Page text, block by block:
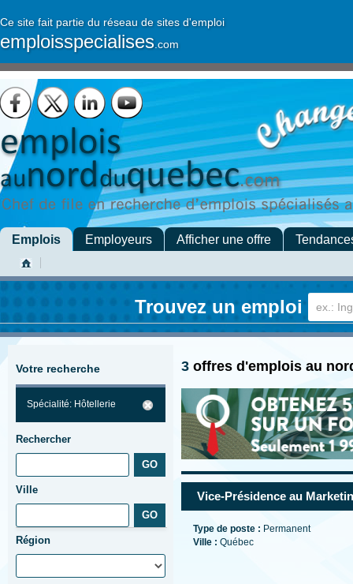
Ce site fait partie du réseau de sites d'emploi
emploisspecialises .com
Emplois Employeurs Afficher une offre
Trouvez un emploi
Votre recherche
Spécialité: Hôtellerie
Rechercher
Ville
Région
3 offres d'emplois au
Vice-Présidence au
Type de poste : Permanent
Ville : Québec